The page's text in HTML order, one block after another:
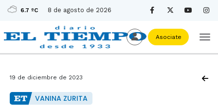
6.7 ºC 8 de agosto de 2026
Asociate
19 de diciembre de 2023
VANINA ZURITA